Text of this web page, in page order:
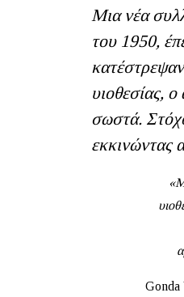
Μια νέα
του 1950,
υιοθεσίας, ο
σωστά.
εκκινώντας
Gonda